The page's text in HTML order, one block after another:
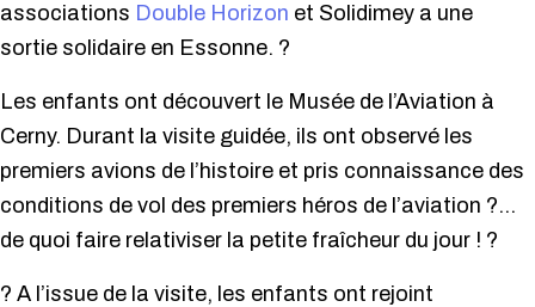
associations Double Horizon et Solidimey a une
sortie solidaire en Essonne. ?
Les enfants ont découvert le Musée de l’Aviation à
Cerny. Durant la visite guidée, ils ont observé les
premiers avions de l’histoire et pris connaissance des
conditions de vol des premiers héros de l’aviation ?…
de quoi faire relativiser la petite fraîcheur du jour ! ?
? A l’issue de la visite, les enfants ont rejoint